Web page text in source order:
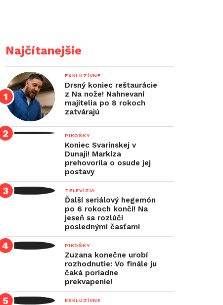
Najčítanejšie
EXKLUZÍVNE
Drsný koniec reštaurácie
z Na nože! Nahnevaní
majitelia po 8 rokoch
zatvárajú
PIKOŠKY
Koniec Svarinskej v
Dunaji! Markíza
prehovorila o osude jej
postavy
TELEVÍZIA
Ďalší seriálový hegemón
po 6 rokoch končí! Na
jeseň sa rozlúči
poslednými časťami
PIKOŠKY
Zuzana konečne urobí
rozhodnutie: Vo finále ju
čaká poriadne
prekvapenie!
EXKLUZÍVNE